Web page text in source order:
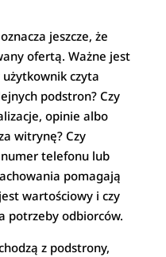
jeszcze, że
ofertą. Ważne jest
użytkownik czyta
podstron? Czy
opinie albo
witrynę? Czy
telefonu lub
pomagają
wartościowy i czy
potrzeby odbiorców.
z podstrony,